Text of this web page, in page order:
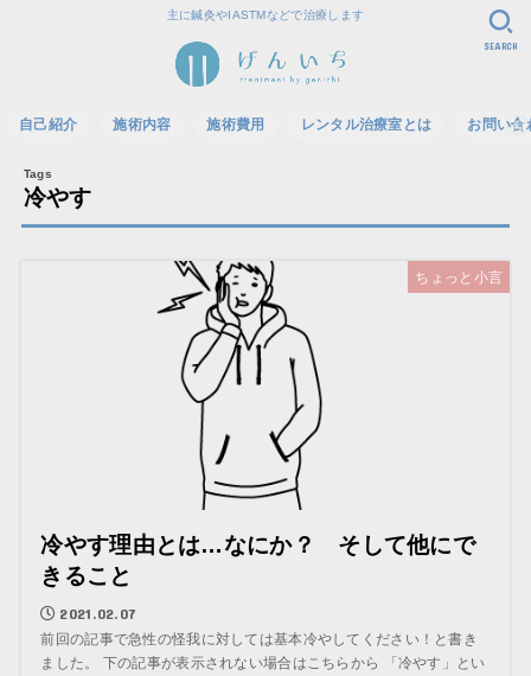
主に鍼灸やIASTMなどで治療します
自己紹介 施術内容 施術費用 レンタル治療室とは お問い合
SEARCH
冷やす
ちょっと小言
冷やす理由とは…なにか？ そして他にで
きること
2021.02.07
前回の記事で急性の怪我に対しては基本冷やしてください！と書き
ました。 下の記事が表示されない場合はこちらから 「冷やす」とい